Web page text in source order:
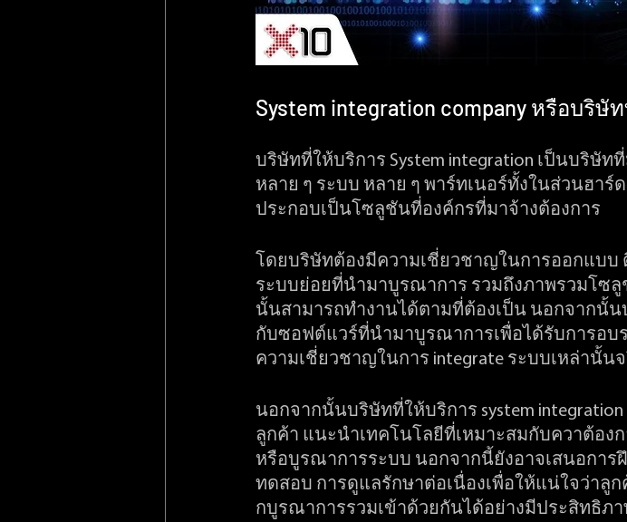
System integration company หรือบริษั
บริษัทที่ให้บริการ System integration เป็นบริษั
หลาย ๆ ระบบ หลาย ๆ พาร์ทเนอร์ทั้งในส่วนฮาร์
ประกอบเป็นโซลูชันที่องค์กรที่มาจ้างต้องการ
โดยบริษัทต้องมีความเชี่ยวชาญในการออกแบบ
ระบบย่อยที่นำมาบูรณาการ รวมถึงภาพรวมโซ
นั้นสามารถทำงานได้ตามที่ต้องเป็น นอกจากนั้
กับซอฟต์แวร์ที่นำมาบูรณาการเพื่อได้รับการอบ
ความเชี่ยวชาญในการ integrate ระบบเหล่านั้นจ
นอกจากนั้นบริษัทที่ให้บริการ system
ลูกค้า แนะนำเทคโนโลยีที่เหมาะสมกับควาต้อง
หรือบูรณาการระบบ นอกจากนี้ยังอาจเสนอกา
ทดสอบ การดูแลรักษาต่อเนื่องเพื่อให้แน่ใจว่าลู
กบูรณาการรวมเข้าด้วยกันได้อย่างมีประสิทธิภา